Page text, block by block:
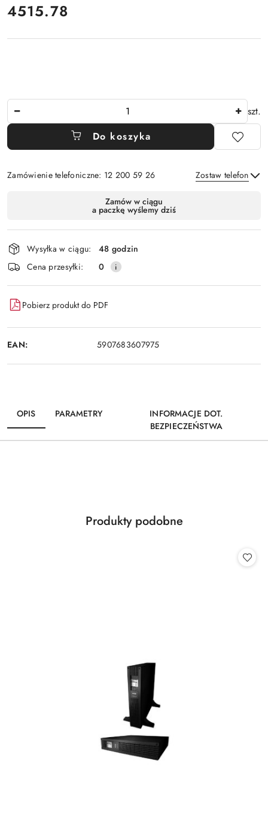
Cena:
4515.78
szt.
Do koszyka
Zamówienie telefoniczne: 12 200 59 26 Zostaw telefon
Wyślij
dostawa
Zamów w ciągu
a paczkę wyślemy dziś
Wysyłka w ciągu:
48 godzin
Cena przesyłki:
0
Pobierz produkt do PDF
EAN: 5907683607975
OPIS PARAMETRY
INFORMACJE DOT.
BEZPIECZEŃSTWA
Pomiń karuzelę produktów
Produkty
Produkty podobne